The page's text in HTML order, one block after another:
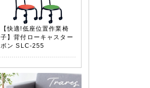
【快適!低座位置作業椅
子】背付ローキャスター
ボン SLC-255